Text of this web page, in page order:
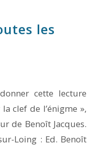
les
cette lecture
clef de l’énigme »,
de Benoît Jacques.
Loing : Ed. Benoît